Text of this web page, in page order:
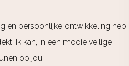
en persoonlijke ontwikkeling heb
Ik kan, in een mooie veilige
op jou.